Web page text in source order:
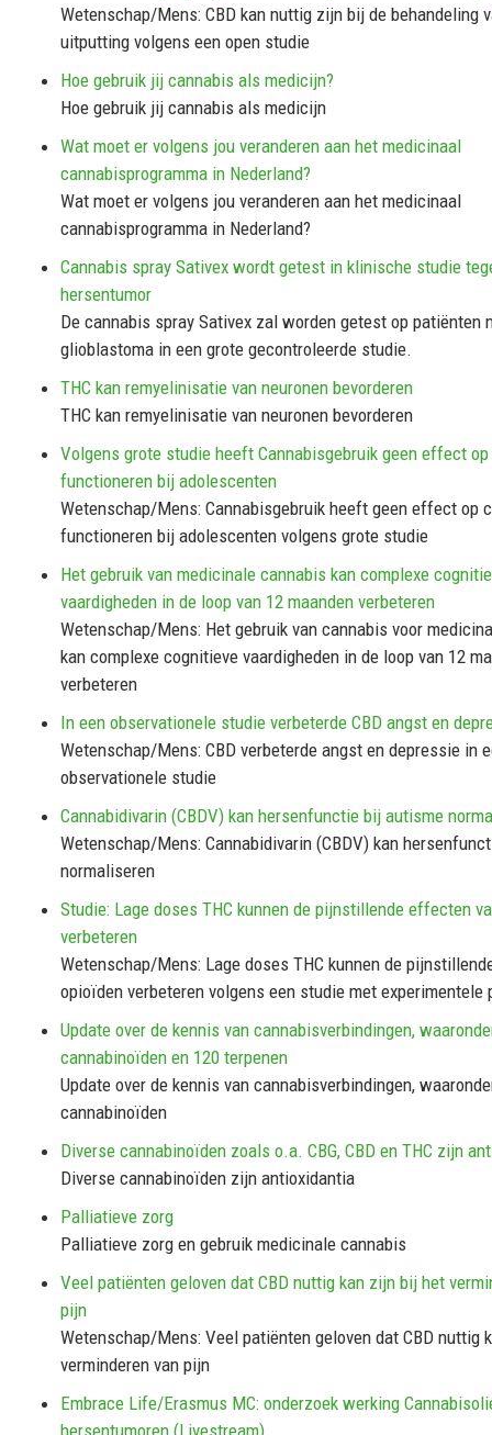
Wetenschap/Mens: CBD kan nuttig zijn bij de behandeling
uitputting volgens een open studie
Hoe gebruik jij cannabis als medicijn?
Hoe gebruik jij cannabis als medicijn
Wat moet er volgens jou veranderen aan het medicinaal
cannabisprogramma in Nederland?
Wat moet er volgens jou veranderen aan het medicinaal
cannabisprogramma in Nederland?
Cannabis spray Sativex wordt getest in klinische studie
hersentumor
De cannabis spray Sativex zal worden getest op patiënten
glioblastoma in een grote gecontroleerde studie.
THC kan remyelinisatie van neuronen bevorderen
THC kan remyelinisatie van neuronen bevorderen
Volgens grote studie heeft Cannabisgebruik geen effect
functioneren bij adolescenten
Wetenschap/Mens: Cannabisgebruik heeft geen effect op
functioneren bij adolescenten volgens grote studie
Het gebruik van medicinale cannabis kan complexe
vaardigheden in de loop van 12 maanden verbeteren
Wetenschap/Mens: Het gebruik van cannabis voor
kan complexe cognitieve vaardigheden in de loop van 12
verbeteren
In een observationele studie verbeterde CBD angst en
Wetenschap/Mens: CBD verbeterde angst en depressie in
observationele studie
Cannabidivarin (CBDV) kan hersenfunctie bij autisme
Wetenschap/Mens: Cannabidivarin (CBDV) kan
normaliseren
Studie: Lage doses THC kunnen de pijnstillende effecten
verbeteren
Wetenschap/Mens: Lage doses THC kunnen de
opioïden verbeteren volgens een studie met experimentele
Update over de kennis van cannabisverbindingen,
cannabinoïden en 120 terpenen
Update over de kennis van cannabisverbindingen,
cannabinoïden
Diverse cannabinoïden zoals o.a. CBG, CBD en THC zijn
Diverse cannabinoïden zijn antioxidantia
Palliatieve zorg
Palliatieve zorg en gebruik medicinale cannabis
Veel patiënten geloven dat CBD nuttig kan zijn bij het
pijn
Wetenschap/Mens: Veel patiënten geloven dat CBD nuttig
verminderen van pijn
Embrace Life/Erasmus MC: onderzoek werking